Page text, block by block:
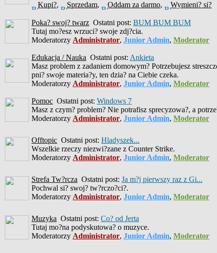
Kupi?, Sprzedam, Oddam za darmo, Wymieni? si?
Poka? swoj? twarz Ostatni post: BUM BUM BUM
Tutaj mo?esz wrzuci? swoje zdj?cia.
Moderatorzy Administrator, Junior Admin, Moderator
Edukacja / Nauka Ostatni post: Ankieta
Masz problem z zadaniem domowym? Potrzebujesz
pni? swoje materia?y, ten dzia? na Ciebie czeka.
Moderatorzy Administrator, Junior Admin, Moderator
Pomoc Ostatni post: Windows 7
Masz z czym? problem? Nie potrafisz sprecyzowa?, a
Moderatorzy Administrator, Junior Admin, Moderator
Offtopic Ostatni post: Hladyszek...
Wszelkie rzeczy niezwi?zane z Counter Strike.
Moderatorzy Administrator, Junior Admin, Moderator
Strefa Tw?rcza Ostatni post: Ja m?j pierwszy raz z Gi...
Pochwal si? swoj? tw?rczo?ci?.
Moderatorzy Administrator, Junior Admin, Moderator
Muzyka Ostatni post: Co? od Jerta
Tutaj mo?na podyskutowa? o muzyce.
Moderatorzy Administrator, Junior Admin, Moderator